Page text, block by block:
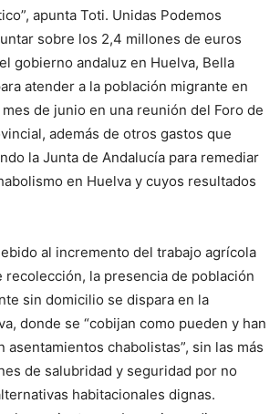
apunta Toti. Unidas Podemos
sobre los 2,4 millones de euros
gobierno andaluz en Huelva, Bella
atender a la población migrante en
de junio en una reunión del Foro de
además de otros gastos que
la Junta de Andalucía para remediar
en Huelva y cuyos resultados
al incremento del trabajo agrícola
recolección, la presencia de población
sin domicilio se dispara en la
donde se “cobijan como pueden y han
asentamientos chabolistas”, sin las más
de salubridad y seguridad por no
habitacionales dignas.